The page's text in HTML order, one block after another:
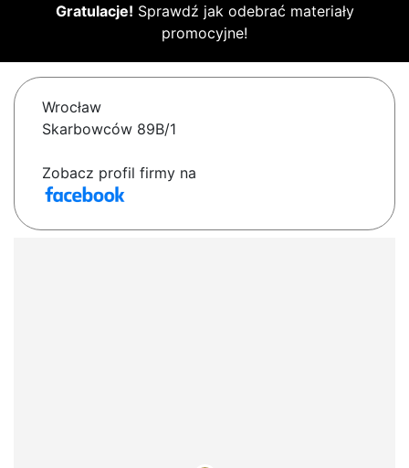
Gratulacje! Sprawdź jak odebrać materiały
promocyjne!
Wrocław
Skarbowców 89B/1
Zobacz profil firmy na